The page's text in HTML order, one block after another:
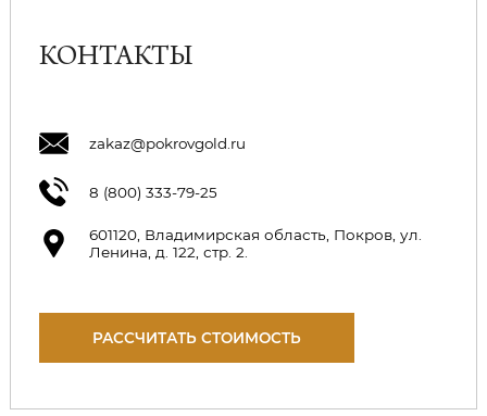
КОНТАКТЫ
zakaz@pokrovgold.ru
8 (800) 333-79-25
601120, Владимирская область, Покров, ул.
Ленина, д. 122, стр. 2.
РАССЧИТАТЬ СТОИМОСТЬ